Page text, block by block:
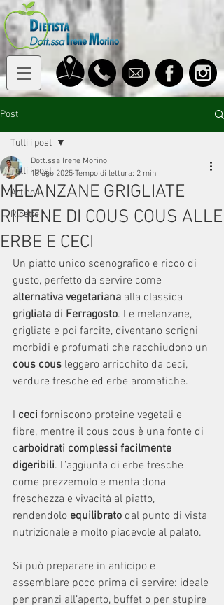
Post
Tutti i post
Articoli
Ricette
Tutti i post
MELANZANE GRIGLIATE
RIPIENE DI COUS COUS ALLE
ERBE E CECI
Dott.ssa Irene Morino
13 ago 2025 Tempo di lettura: 2 min
Un piatto unico scenografico e ricco di
gusto, perfetto da servire come
alternativa vegetariana alla classica
grigliata di Ferragosto. Le melanzane,
grigliate e poi farcite, diventano scrigni
morbidi e profumati che racchiudono un
cous cous leggero arricchito da ceci,
verdure fresche ed erbe aromatiche.
I ceci forniscono proteine vegetali e
fibre, mentre il cous cous è una fonte di
carboidrati complessi facilmente
digeribili. L’aggiunta di erbe fresche
come prezzemolo e menta dona
freschezza e vivacità al piatto,
rendendolo equilibrato dal punto di vista
nutrizionale e molto piacevole al palato.
Si può preparare in anticipo e
assemblare poco prima di servire: ideale
per pranzi all’aperto, buffet o per stupire